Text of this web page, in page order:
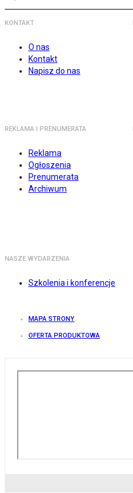
KONTAKT
O nas
Kontakt
Napisz do nas
REKLAMA I PRENUMERATA
Reklama
Ogłoszenia
Prenumerata
Archiwum
NASZE WYDARZENIA
Szkolenia i konferencje
MAPA STRONY
OFERTA PRODUKTOWA